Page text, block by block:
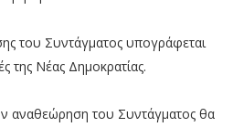
του Συντάγματος υπογράφεται
της Νέας Δημοκρατίας.
αναθεώρηση του Συντάγματος θα